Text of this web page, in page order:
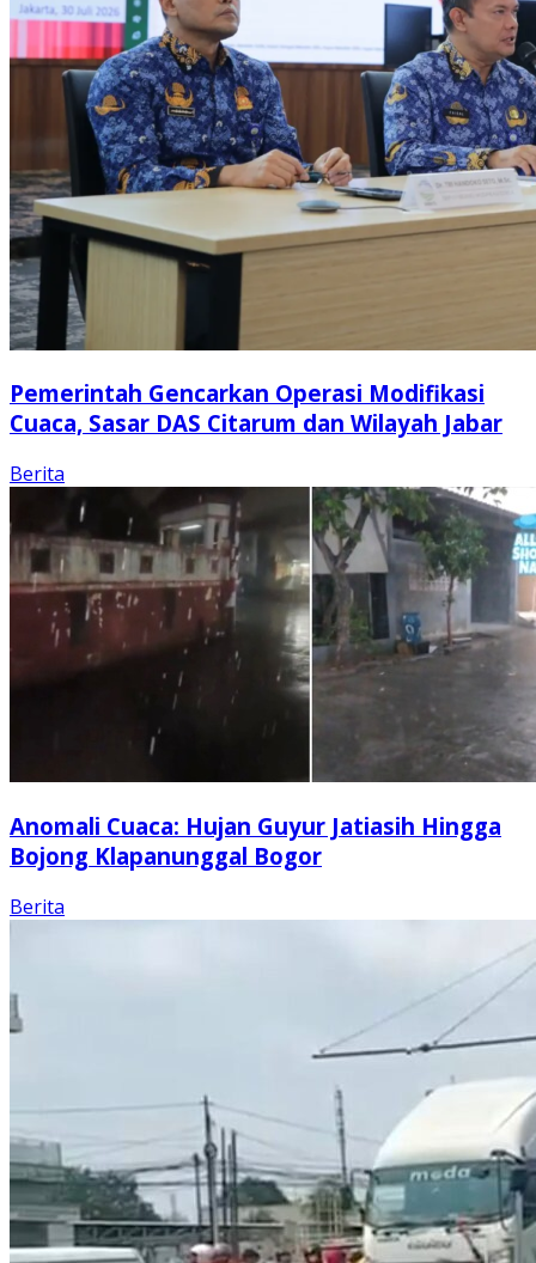
Pemerintah Gencarkan Operasi Modifikasi
Cuaca, Sasar DAS Citarum dan Wilayah Jabar
Berita
Anomali Cuaca: Hujan Guyur Jatiasih Hingga
Bojong Klapanunggal Bogor
Berita